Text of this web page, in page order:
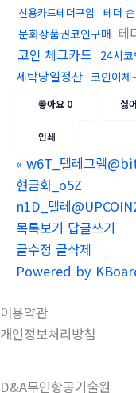
신용카드테더구입 테더
문화상품권코인구매 테
코인 체크카드 24시
세탁당일정산 코인이체
좋아요 0 싫
인쇄
« w6T_텔레그램
현금화_o5Z
n1D_텔레
목록보기 답글쓰기
글수정 글삭제
Powered by
이용약관
개인정보처리방침
D&A무인항공기술원